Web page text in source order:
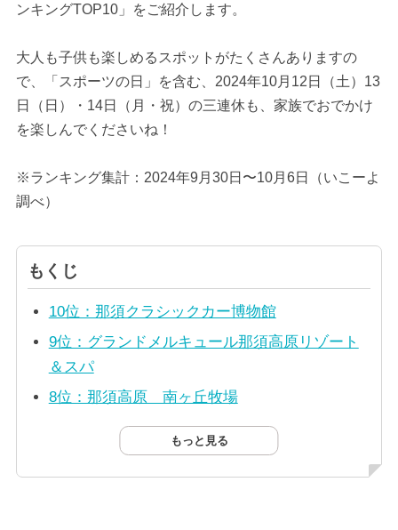
ンキングTOP10」をご紹介します。
大人も子供も楽しめるスポットがたくさんありますの
で、「スポーツの日」を含む、2024年10月12日（土）13
日（日）・14日（月・祝）の三連休も、家族でおでかけ
を楽しんでくださいね！
※ランキング集計：2024年9月30日〜10月6日（いこーよ
調べ）
もくじ
10位：那須クラシックカー博物館
9位：グランドメルキュール那須高原リゾート
＆スパ
8位：那須高原 南ヶ丘牧場
もっと見る